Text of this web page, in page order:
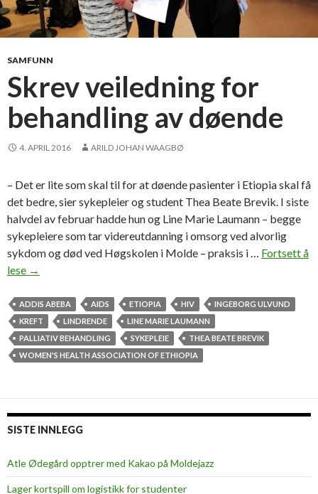
SAMFUNN
Skrev veiledning for
behandling av døende
4. APRIL 2016 ARILD JOHAN WAAGBØ
– Det er lite som skal til for at døende pasienter i Etiopia skal få
det bedre, sier sykepleier og student Thea Beate Brevik. I siste
halvdel av februar hadde hun og Line Marie Laumann – begge
sykepleiere som tar videreutdanning i omsorg ved alvorlig
sykdom og død ved Høgskolen i Molde – praksis i … Fortsett å
lese S
r
e
v
v
e
n
i
→
ADDIS ABEBA AIDS ETIOPIA HIV
INGEBORG ULVUND
KREFT
LINDRENDE
LINE MARIE LAUMANN
PALLIATIV BEHANDLING
SYKEPLEIE
THEA BEATE BREVIK
WOMEN'S HEALTH ASSOCIATION OF ETHIOPIA
SISTE INNLEGG
Atle Ødegård opptrer med Kakao på Moldejazz
Lager kortspill om logistikk for studenter